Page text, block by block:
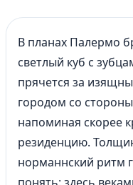
В планах Палермо
светлый куб с
прячется за
городом со
напоминая скорее
резиденцию.
норманнский ритм